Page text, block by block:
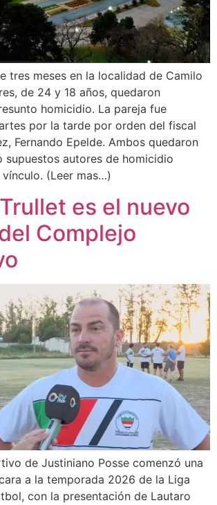
tres meses en la localidad de Camilo
de 24 y 18 años, quedaron
homicidio. La pareja fue
por la tarde por orden del fiscal
Fernando Epelde. Ambos quedaron
supuestos autores de homicidio
(Leer mas…)
es el nuevo
Complejo
de Justiniano Posse comenzó una
a la temporada 2026 de la Liga
con la presentación de Lautaro